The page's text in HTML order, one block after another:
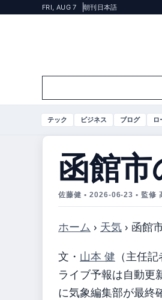
FRI, AUG 7 朝刊 日本語
テック ビジネス ブログ ロ
函館
佐藤健 • 2026-06-23 • 監修
ホーム › 天気 › 函館
文・ 山本 健 （主任記
ライブ予報は自動更
に気象編集部が最終